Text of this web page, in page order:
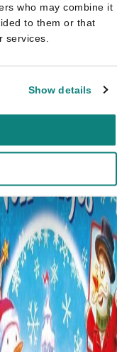
who may combine it
to them or that
services.
Show details